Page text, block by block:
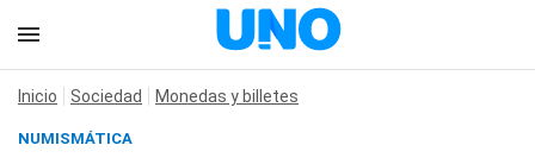
Inicio Sociedad Monedas y billetes
NUMISMÁTICA